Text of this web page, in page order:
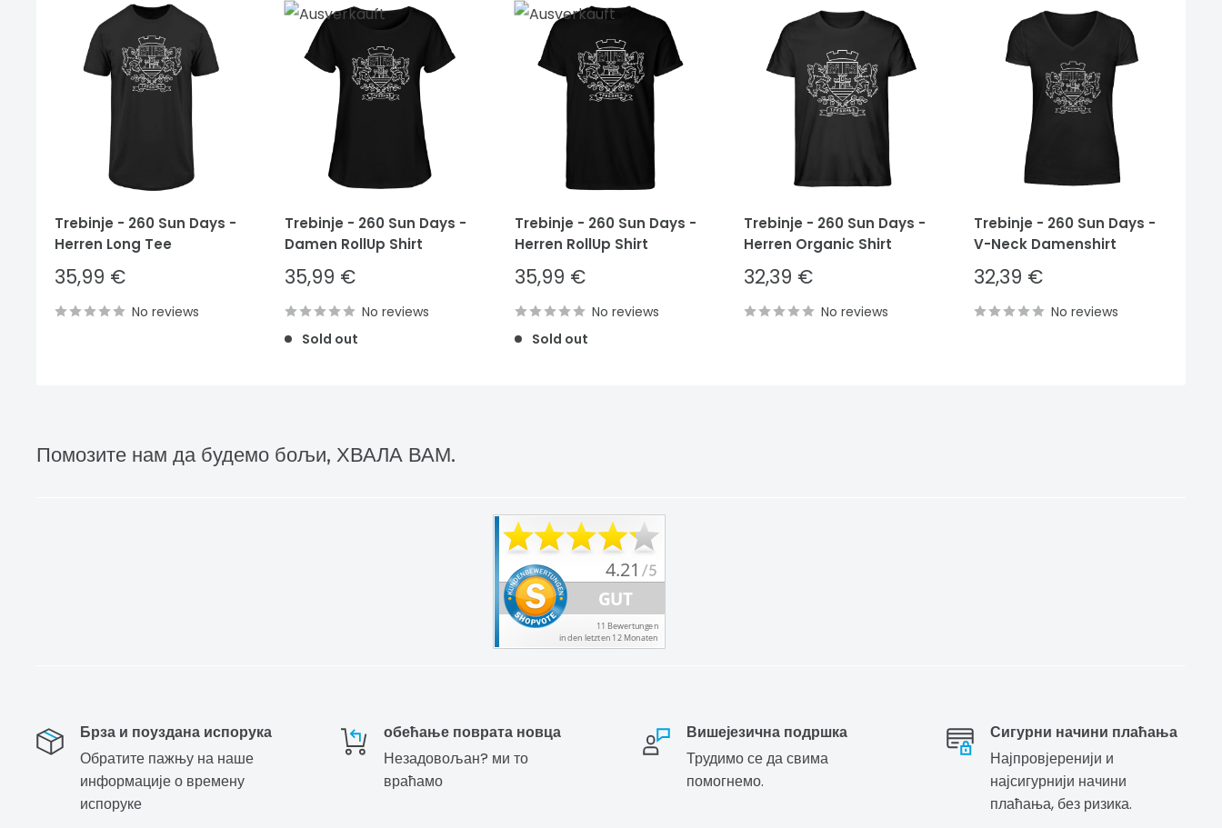
Trebinje - 260 Sun Days -
Herren Long Tee
Sale
price
35,99 €
No reviews
Trebinje - 260 Sun Days -
Damen RollUp Shirt
Sale
price
35,99 €
No reviews
Sold out
Trebinje - 260 Sun Days -
Herren RollUp Shirt
Sale
price
35,99 €
No reviews
Sold out
Trebinje - 260 Sun Days -
Herren Organic Shirt
Sale
price
32,39 €
No reviews
Trebinje - 260 Sun Days -
V-Neck Damenshirt
Sale
price
32,39 €
No reviews
Помозите нам да будемо бољи, ХВАЛА ВАМ.
Брза и поуздана испорука
Обратите пажњу на наше
информације о времену
испоруке
обећање поврата новца
Незадовољан? ми то
враћамо
Вишејезична подршка
Трудимо се да свима
помогнемо.
Сигурни начини плаћања
Најпровјеренији и
најсигурнији начини
плаћања, без ризика.